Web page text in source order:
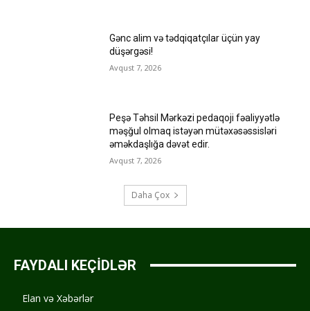
Gənc alim və tədqiqatçılar üçün yay
düşərgəsi!
Avqust 7, 2026
Peşə Təhsil Mərkəzi pedaqoji fəaliyyətlə
məşğul olmaq istəyən mütəxəsəssisləri
əməkdaşlığa dəvət edir.
Avqust 7, 2026
Daha Çox
FAYDALI KEÇİDLƏR
Elan və Xəbərlər